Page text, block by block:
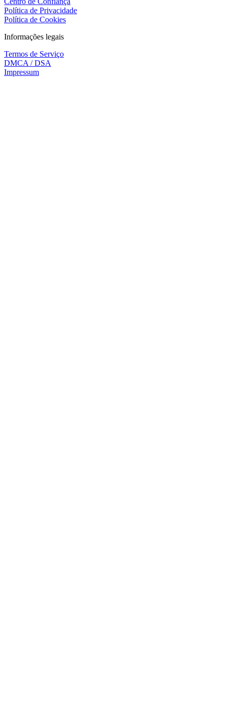
Política de Privacidade
Política de Cookies
Informações legais
Termos de Serviço
DMCA / DSA
Impressum